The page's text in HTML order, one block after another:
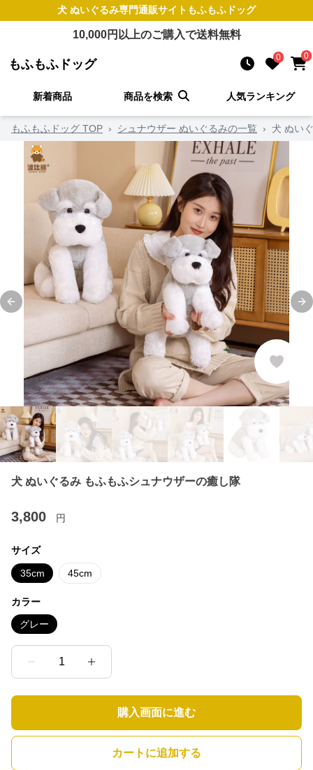
犬 ぬいぐるみ専門通販サイト もふもふドッグ
10,000円以上のご購入で送料無料
もふもふドッグ 0 0
新着商品 商品を検索 人気ランキング
もふもふドッグ TOP › シュナウザー ぬいぐるみの一覧 › 犬 ぬい
Previous slide
犬 ぬいぐるみ もふもふシュナウザーの癒し隊
3,800 円
サイズ
35cm 45cm
カラー
グレー
1
購入画面に進む
カートに追加する